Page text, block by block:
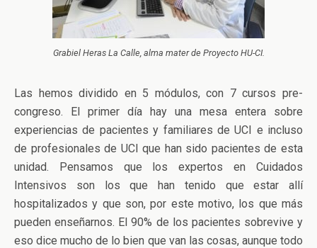
Grabiel Heras La Calle, alma mater de Proyecto HU-CI.
Las hemos dividido en 5 módulos, con 7 cursos pre-
congreso. El primer día hay una mesa entera sobre
experiencias de pacientes y familiares de UCI e incluso
de profesionales de UCI que han sido pacientes de esta
unidad. Pensamos que los expertos en Cuidados
Intensivos son los que han tenido que estar allí
hospitalizados y que son, por este motivo, los que más
pueden enseñarnos. El 90% de los pacientes sobrevive y
eso dice mucho de lo bien que van las cosas, aunque todo